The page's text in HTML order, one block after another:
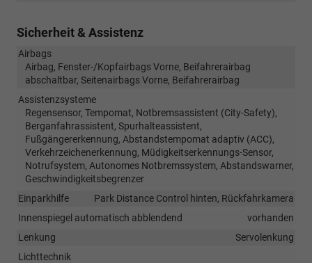
Sicherheit & Assistenz
Airbags
Airbag, Fenster-/Kopfairbags Vorne, Beifahrerairbag
abschaltbar, Seitenairbags Vorne, Beifahrerairbag
Assistenzsysteme
Regensensor, Tempomat, Notbremsassistent (City-Safety),
Berganfahrassistent, Spurhalteassistent,
Fußgängererkennung, Abstandstempomat adaptiv (ACC),
Verkehrzeichenerkennung, Müdigkeitserkennungs-Sensor,
Notrufsystem, Autonomes Notbremssystem, Abstandswarner,
Geschwindigkeitsbegrenzer
Einparkhilfe
Park Distance Control hinten, Rückfahrkamera
Innenspiegel automatisch abblendend
vorhanden
Lenkung
Servolenkung
Lichttechnik